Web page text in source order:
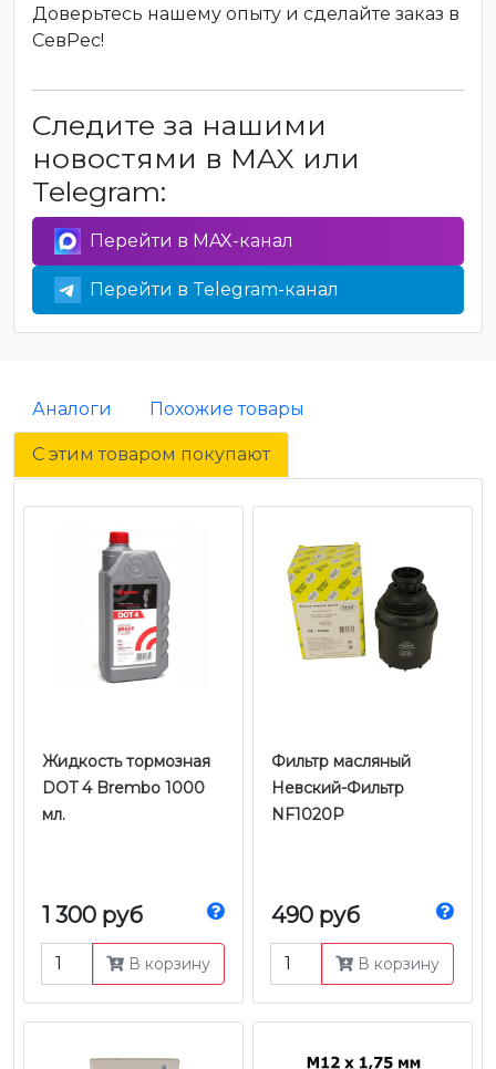
Доверьтесь нашему опыту и сделайте заказ в
СевРес!
Следите за нашими
новостями в MAX или
Telegram:
Перейти в MAX-канал
Перейти в Telegram-канал
Аналоги Похожие товары
С этим товаром покупают
Жидкость тормозная
DOT 4 Brembo 1000
мл.
1 300 руб
В корзину
Фильтр масляный
Невский-Фильтр
NF1020P
490 руб
В корзину